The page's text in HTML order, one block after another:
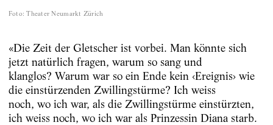
Foto: Theater Neumarkt Zürich
«Die Zeit der Gletscher ist vorbei. Man könnte sich
jetzt natürlich fragen, warum so sang und
klanglos? Warum war so ein Ende kein ‹Ereignis› wie
die einstürzenden Zwillingstürme? Ich weiss
noch, wo ich war, als die Zwillingstürme einstürzten,
ich weiss noch, wo ich war als Prinzessin Diana starb.